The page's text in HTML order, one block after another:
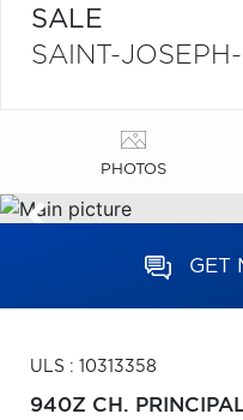
SALE
SAINT-
PHOTOS
GET
ULS : 10313358
940Z CH.